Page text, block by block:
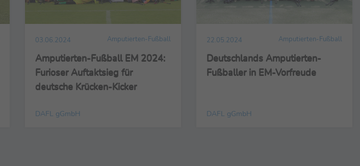
03.06.2024 Amputierten-Fußball
Amputierten-Fußball EM 2024:
Furioser Auftaktsieg für
deutsche Krücken-Kicker
DAFL gGmbH
22.05.2024 Amputierten-Fußball
Deutschlands Amputierten-
Fußballer in EM-Vorfreude
DAFL gGmbH